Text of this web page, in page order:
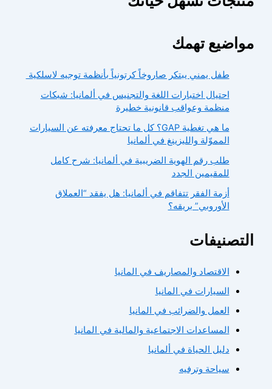
مواضيع تهمك
طفل يمني يبتكر صاروخاً كرتونياً بأنظمة توجيه لاسلكية
احتيال اختبارات اللغة والتجنيس في ألمانيا: شبكات
منظمة وعواقب قانونية خطيرة
ما هي تغطية GAP؟ كل ما تحتاج معرفته عن السيارات
المموّلة والليزينغ في ألمانيا
طلب رقم الهوية الضريبية في ألمانيا: شرح كامل
للمقيمين الجدد
أزمة الفقر تتفاقم في ألمانيا: هل يفقد “العملاق
الأوروبي” بريقه؟
التصنيفات
الاقتصاد والمصاريف في المانيا
السيارات في المانيا
العمل والضرائب في المانيا
المساعدات الاجتماعية والمالية في المانيا
دليل الحياة في ألمانيا
سياحة وترفيه